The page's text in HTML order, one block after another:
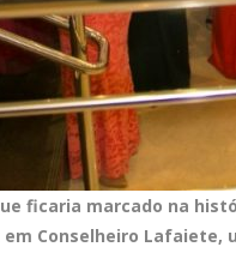
ficaria marcado na
Conselheiro Lafaiete,